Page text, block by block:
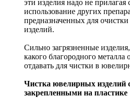
эти изделия надо не прилагая
использование других
предназначенных для
изделий.
Сильно загрязненные
какого благородного металла
отдавать для чистки в
Чистка ювелирных изделий
закрепленными на пластике